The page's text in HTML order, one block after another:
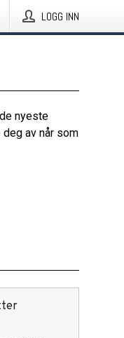
LOGG INN
nyeste
av når som